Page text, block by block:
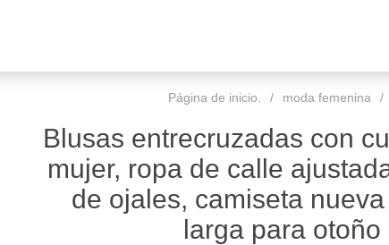
Página de inicio. / moda femenina /
Blusas entrecruzadas con
mujer, ropa de calle
de ojales, camiseta
larga para otoño